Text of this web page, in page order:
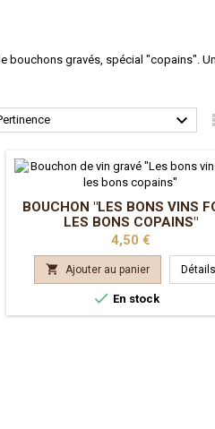
bouchons gravés, spécial "copains". Un

BOUCHON "LES BONS VINS
LES BONS COPAINS"
Prix
4,50 €
 Ajouter au panier Détails
 En stock